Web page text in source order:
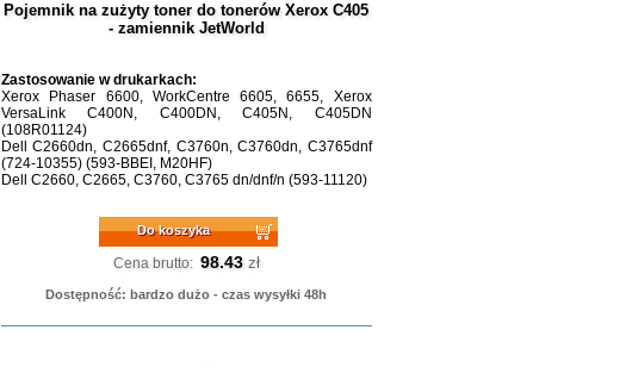
Pojemnik na zużyty toner do tonerów Xerox C405
- zamiennik JetWorld
Zastosowanie w drukarkach:
Xerox Phaser 6600, WorkCentre 6605, 6655, Xerox
VersaLink C400N, C400DN, C405N, C405DN
(108R01124)
Dell C2660dn, C2665dnf, C3760n, C3760dn, C3765dnf
(724-10355) (593-BBEI, M20HF)
Dell C2660, C2665, C3760, C3765 dn/dnf/n (593-11120)
Do koszyka
Cena brutto: 98.43 zł
Dostępność: bardzo dużo - czas wysyłki 48h